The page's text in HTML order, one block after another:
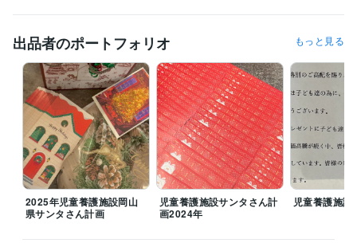
ーーー
⚠︎鑑定に関するお願い
鑑定の質問は、基本的に一つのテーマにつき一つでお願いします。
もし二つ以上の質問がある場合は、追加質問としておひねりで別枠にし
ていただけると助かります。
理由として、一つの質問を丁寧に深掘りして視ていく方が、状況や気持
ちの流れをより正確に捉えやすく、鑑定の精度が高くなります。
逆に、複数の質問を一度に混ぜたご質問の場合、焦点が分散し、表面的
で精度の低い鑑定になってしまいます。
出品者のポートフォリオ もっと見る
2025年児童養護施設岡山
県サンタさん計画
児童養護施設サンタさん計
画2024年
児童養護施設